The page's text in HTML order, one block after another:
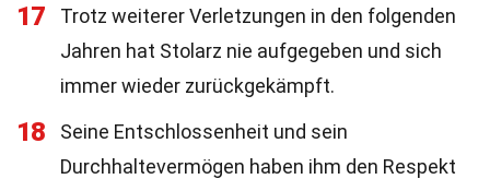
17
Trotz weiterer Verletzungen in den folgenden
Jahren hat Stolarz nie aufgegeben und sich
immer wieder zurückgekämpft.
18
Seine Entschlossenheit und sein
Durchhaltevermögen haben ihm den Respekt